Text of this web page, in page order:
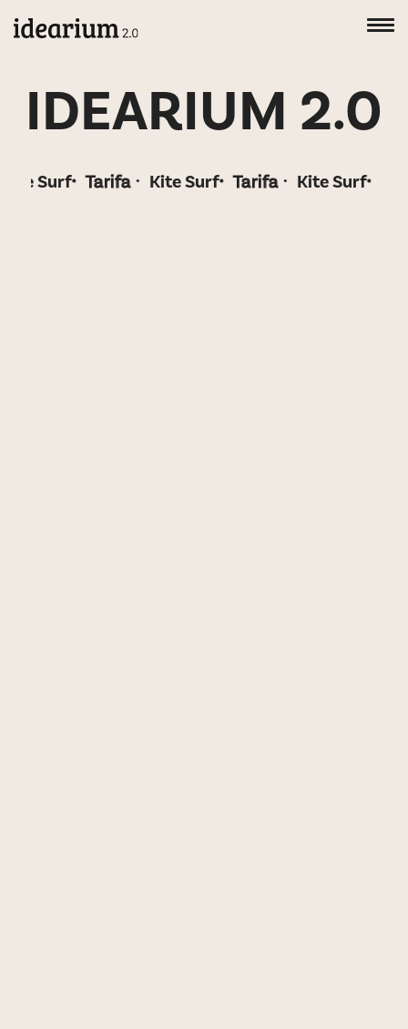
IDEARIUM 2.0
Kite Surf Tarifa Kite Surf Tarifa Kite